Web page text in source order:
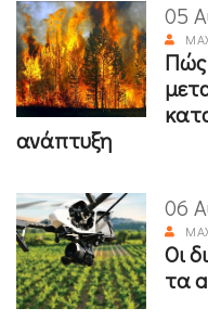
05
Πώς
ανάπτυξη
06
Οι
τα